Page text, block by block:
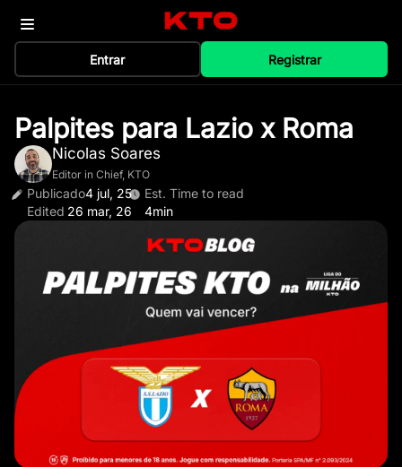
Entrar Registrar
Palpites para Lazio x Roma
Nicolas Soares
Editor in Chief, KTO
Publicado4 jul, 25
Edited 26 mar, 26
Est. Time to read
4min